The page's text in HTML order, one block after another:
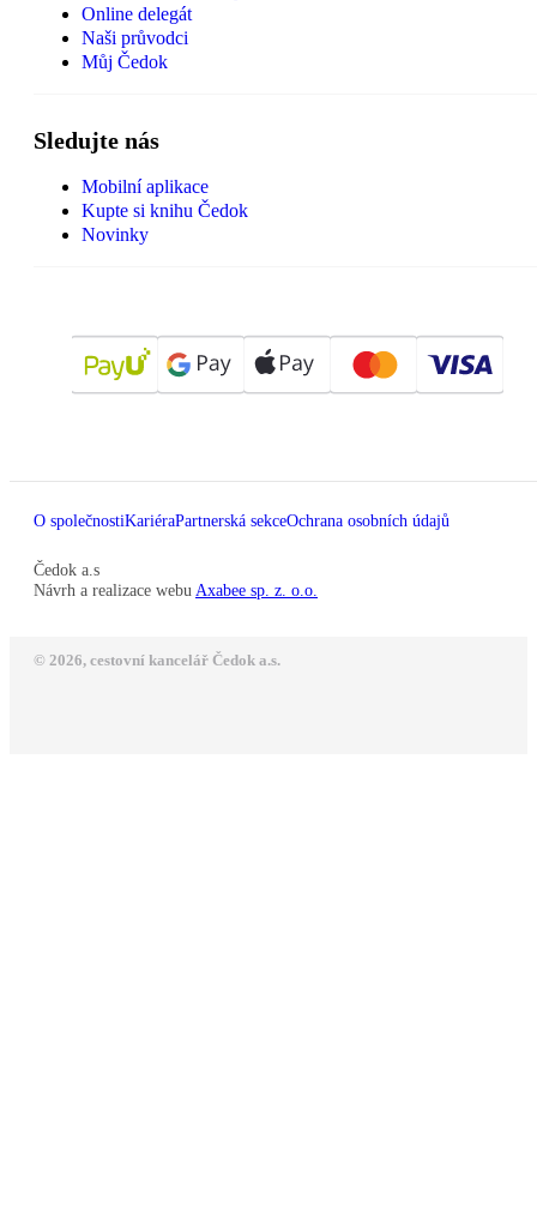
Online delegát
Naši průvodci
Můj Čedok
Sledujte nás
Mobilní aplikace
Kupte si knihu Čedok
Novinky
O společnostiKariéraPartnerská sekceOchrana osobních údajů
Čedok a.s
Návrh a realizace webu Axabee sp. z. o.o.
© 2026, cestovní kancelář Čedok a.s.